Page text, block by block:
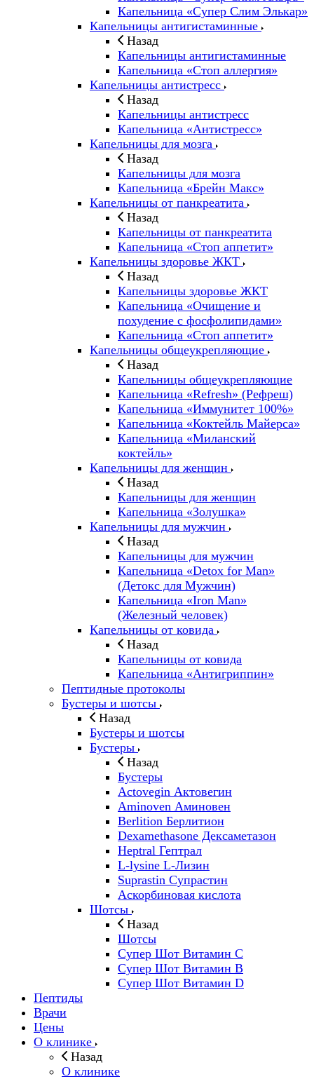
Капельница «Супер Слим Элькар»
Капельницы антигистаминные
Назад
Капельницы антигистаминные
Капельница «Стоп аллергия»
Капельницы антистресс
Назад
Капельницы антистресс
Капельница «Антистресс»
Капельницы для мозга
Назад
Капельницы для мозга
Капельница «Брейн Макс»
Капельницы от панкреатита
Назад
Капельницы от панкреатита
Капельница «Стоп аппетит»
Капельницы здоровье ЖКТ
Назад
Капельницы здоровье ЖКТ
Капельница «Очищение и
похудение с фосфолипидами»
Капельница «Стоп аппетит»
Капельницы общеукрепляющие
Назад
Капельницы общеукрепляющие
Капельница «Refresh» (Рефреш)
Капельница «Иммунитет 100%»
Капельница «Коктейль Майерса»
Капельница «Миланский
коктейль»
Капельницы для женщин
Назад
Капельницы для женщин
Капельница «Золушка»
Капельницы для мужчин
Назад
Капельницы для мужчин
Капельница «Detox for Man»
(Детокс для Мужчин)
Капельница «Iron Man»
(Железный человек)
Капельницы от ковида
Назад
Капельницы от ковида
Капельница «Антигриппин»
Пептидные протоколы
Бустеры и шотсы
Назад
Бустеры и шотсы
Бустеры
Назад
Бустеры
Actovegin Актовегин
Aminoven Аминовен
Berlition Берлитион
Dexamethasone Дексаметазон
Heptral Гептрал
L-lysine L-Лизин
Suprastin Супрастин
Аскорбиновая кислота
Шотсы
Назад
Шотсы
Супер Шот Витамин C
Супер Шот Витамин B
Супер Шот Витамин D
Пептиды
Врачи
Цены
О клинике
Назад
О клинике